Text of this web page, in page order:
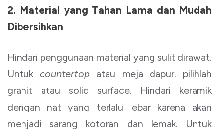
2. Material yang Tahan Lama dan Mudah
Dibersihkan
Hindari penggunaan material yang sulit dirawat.
Untukcountertop atau meja dapur, pilihlah
granit atau solid surface. Hindari keramik
dengan nat yang terlalu lebar karena akan
menjadi sarang kotoran dan lemak. Untuk